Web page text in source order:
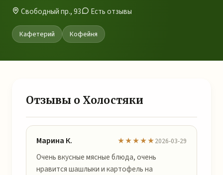
Свободный пр., 93 Есть отзывы
Кафетерий Кофейня
Отзывы о Холостяки
Марина К. ★★★★★2026-03-29
Очень вкусные мясные блюда, очень
нравится шашлыки и картофель на